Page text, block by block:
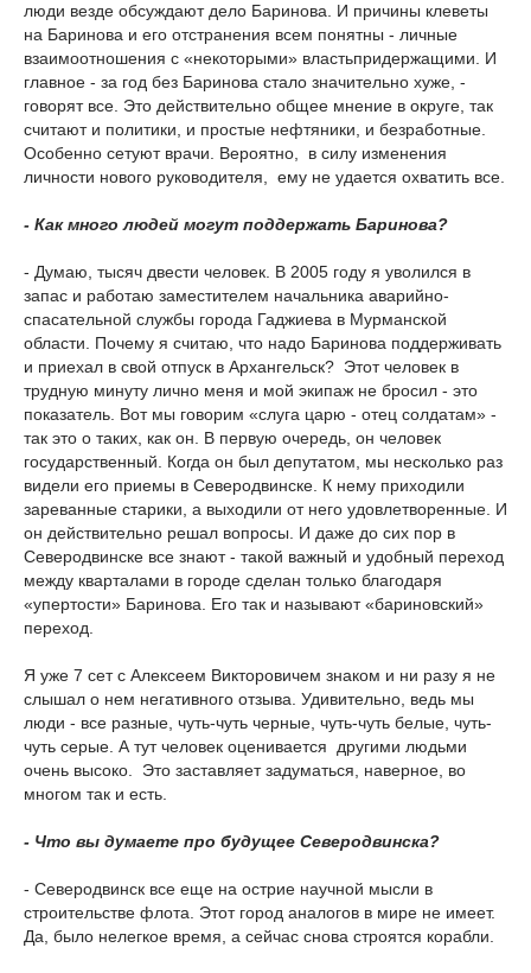
люди везде обсуждают дело Баринова. И причины клеветы
на Баринова и его отстранения всем понятны - личные
взаимоотношения с «некоторыми» властьпридержащими. И
главное - за год без Баринова стало значительно хуже, -
говорят все. Это действительно общее мнение в округе, так
считают и политики, и простые нефтяники, и безработные.
Особенно сетуют врачи. Вероятно, в силу изменения
личности нового руководителя, ему не удается охватить все.
- Как много людей могут поддержать Баринова?
- Думаю, тысяч двести человек. В 2005 году я уволился в
запас и работаю заместителем начальника аварийно-
спасательной службы города Гаджиева в Мурманской
области. Почему я считаю, что надо Баринова поддерживать
и приехал в свой отпуск в Архангельск? Этот человек в
трудную минуту лично меня и мой экипаж не бросил - это
показатель. Вот мы говорим «слуга царю - отец солдатам» -
так это о таких, как он. В первую очередь, он человек
государственный. Когда он был депутатом, мы несколько раз
видели его приемы в Северодвинске. К нему приходили
зареванные старики, а выходили от него удовлетворенные. И
он действительно решал вопросы. И даже до сих пор в
Северодвинске все знают - такой важный и удобный переход
между кварталами в городе сделан только благодаря
«упертости» Баринова. Его так и называют «бариновский»
переход.
Я уже 7 сет с Алексеем Викторовичем знаком и ни разу я не
слышал о нем негативного отзыва. Удивительно, ведь мы
люди - все разные, чуть-чуть черные, чуть-чуть белые, чуть-
чуть серые. А тут человек оценивается другими людьми
очень высоко. Это заставляет задуматься, наверное, во
многом так и есть.
- Что вы думаете про будущее Северодвинска?
- Северодвинск все еще на острие научной мысли в
строительстве флота. Этот город аналогов в мире не имеет.
Да, было нелегкое время, а сейчас снова строятся корабли.